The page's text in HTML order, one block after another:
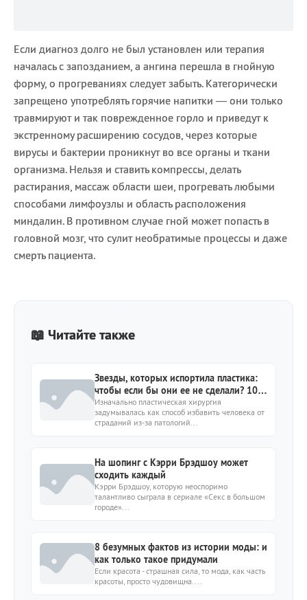
Если диагноз долго не был установлен или терапия
началась с запозданием, а ангина перешла в гнойную
форму, о прогреваниях следует забыть. Категорически
запрещено употреблять горячие напитки — они только
травмируют и так поврежденное горло и приведут к
экстренному расширению сосудов, через которые
вирусы и бактерии проникнут во все органы и ткани
организма. Нельзя и ставить компрессы, делать
растирания, массаж области шеи, прогревать любыми
способами лимфоузлы и область расположения
миндалин. В противном случае гной может попасть в
головной мозг, что сулит необратимые процессы и даже
смерть пациента.
📖 Читайте также
Звезды, которых испортила пластика:
чтобы если бы они ее не сделали? 10
фото
Изначально пластическая хирургия
задумывалась как способ избавить человека от
страданий из-за патологий...
На шопинг с Кэрри Брэдшоу может
сходить каждый
Кэрри Брэдшоу, которую неоспоримо
талантливо сыграла в сериале «Секс в большом
городе»...
8 безумных фактов из истории моды: и
как только такое придумали
Если красота - страшная сила, то мода, как часть
красоты, просто чудовищна....